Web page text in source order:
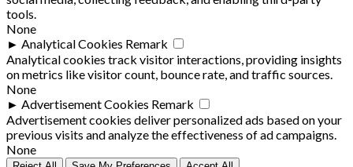
tools.
None
► Analytical Cookies Remark
Analytical cookies track visitor interactions, providing insights
on metrics like visitor count, bounce rate, and traffic sources.
None
► Advertisement Cookies Remark
Advertisement cookies deliver personalized ads based on your
previous visits and analyze the effectiveness of ad campaigns.
None